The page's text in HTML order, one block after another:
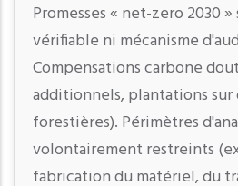
Promesses « net-zero 2030
vérifiable ni mécanisme
Compensations carbone
additionnels, plantations sur
forestières). Périmètres
volontairement restreints
fabrication du matériel, du